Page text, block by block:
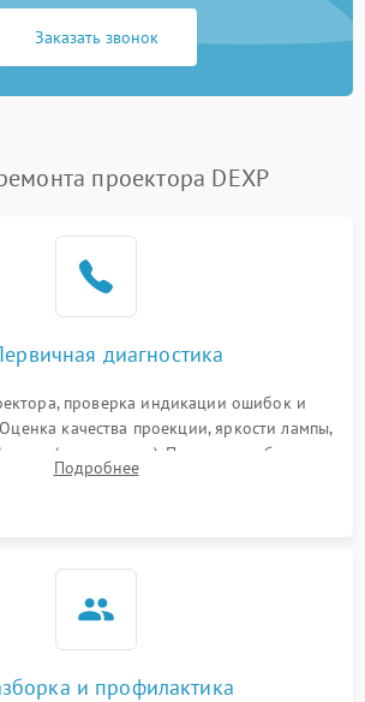
Заказать звонок
проектора DEXP
диагностика
проверка индикации ошибок и
качества проекции, яркости лампы,
(точки, пятна). Проверка работы
по уровню шума вентиляторов.
Подробнее
и профилактика